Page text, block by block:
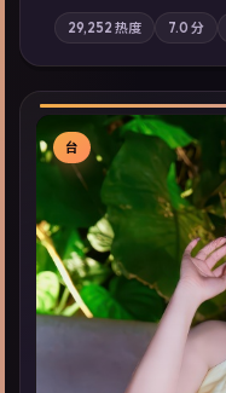
轴，两代人的执念在暴
质；站内亦可通过「国
同类型高分佳作，畅享
29,252 热度 7.0 分
台